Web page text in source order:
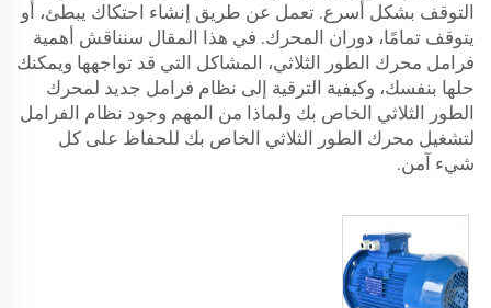
التوقف بشكل أسرع. تعمل عن طريق إنشاء احتكاك يبطئ، أو
يتوقف تمامًا، دوران المحرك. في هذا المقال سنناقش أهمية
فرامل محرك الطور الثلاثي، المشاكل التي قد تواجهها ويمكنك
حلها بنفسك، وكيفية الترقية إلى نظام فرامل جديد لمحرك
الطور الثلاثي الخاص بك ولماذا من المهم وجود نظام الفرامل
لتشغيل محرك الطور الثلاثي الخاص بك للحفاظ على كل
شيء آمن.